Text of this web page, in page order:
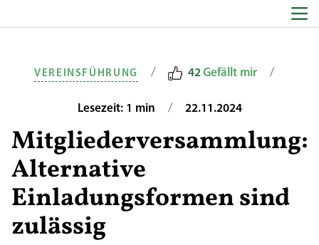
VEREINSFÜHRUNG / 42Gefällt mir /
Lesezeit: 1 min / 22.11.2024
Mitgliederversammlung:
Alternative
Einladungsformen sind
zulässig